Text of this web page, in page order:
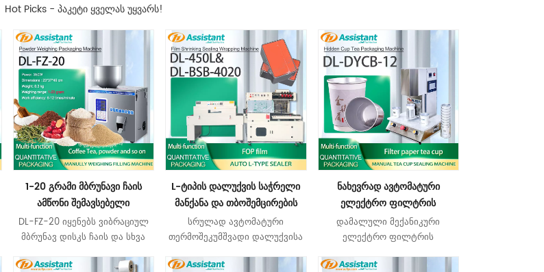
Hot Picks - პაკეტი ყველას უყვარს!
1-20 გრამი მბრუნავი ჩაის
ამწონი შემავსებელი
გრანულების ამწონი აპარატით
DL-FZ-20
DL-FZ-20 იყენებს ვიბრაციულ
მბრუნავ დისკს ჩაის და სხვა
პაკეტებში შესავსებად და
L-ტიპის დალუქვის საჭრელი
მანქანა და თბოშემცირების
გვირაბის შესაფუთი მანქანა
DL-450L&DL-BSB-4020
სრულად ავტომატური
თერმოშეკუმშვადი დალუქვისა
გამოყენებულ იქნას
ნახევრად ავტომატური
ელექტრო ფილტრის
ქაღალდის დამალული ჭიქის
მანქანა ჩაისთვის DL-DYCB-12
დამალული მექანიკური
ელექტრო ფილტრის
როგორც ნახევრად ავტომატური